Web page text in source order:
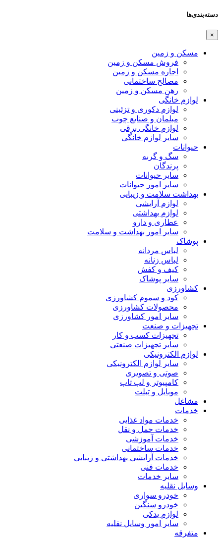
دسته‌بندی‌ها
×
مسکن و زمین
فروش مسکن و زمین
اجاره مسکن و زمین
مصالح ساختمانی
رهن مسکن و زمین
لوازم خانگی
لوازم دکوری و تزئینی
مبلمان و صنایع چوب
لوازم خانگی برقی
سایر لوازم خانگی
حیوانات
سگ و گربه
پرندگان
سایر حیوانات
سایر امور حیوانات
بهداشت سلامت و زیبایی
لوازم آرایشی
لوازم بهداشتی
عطاری و دارو
سایر امور بهداشت و سلامت
پوشاک
لباس مردانه
لباس زنانه
کیف و کفش
سایر پوشاک
کشاورزی
کود و سموم کشاورزی
محصولات کشاورزی
سایر امور کشاورزی
تجهیزات و صنعت
تجهیزات کسب و کار
سایر تجهیزات صنعتی
لوازم الکترونیکی
سایر لوازم الکترونیکی
صوتی و تصویری
کامپیوتر و لپ تاپ
موبایل و تبلت
مشاغل
خدمات
خدمات مواد غذایی
خدمات حمل و نقل
خدمات آموزشی
خدمات ساختمانی
خدمات آرایشی بهداشتی و زیبایی
خدمات فنی
سایر خدمات
وسایل نقلیه
خودرو سواری
خودرو سنگین
لوازم یدکی
سایر امور وسایل نقلیه
متفرقه